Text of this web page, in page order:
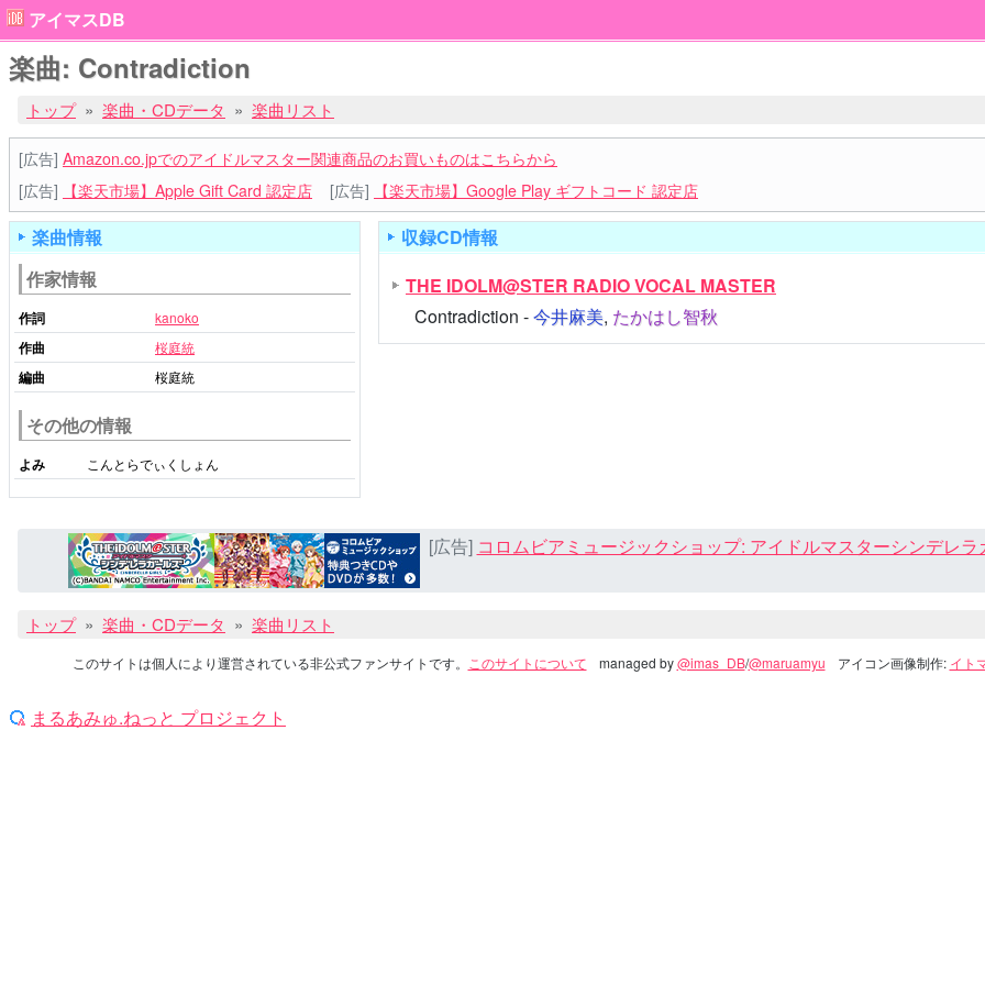
アイマスDB
楽曲: Contradiction
トップ 楽曲・CDデータ 楽曲リスト
[広告] Amazon.co.jpでのアイドルマスター関連商品のお買いものはこちらから
[広告]
【楽天市場】Apple Gift Card 認定店 [広告] 【楽天市場】Google Play ギフトコード 認定店
楽曲情報
作家情報
作詞 kanoko
作曲 桜庭統
編曲 桜庭統
その他の情報
よみ こんとらでぃくしょん
収録CD情報
THE IDOLM@STER RADIO VOCAL MASTER
Contradiction -今井麻美, たかはし智秋
[広告] コロムビアミュージックショップ: アイドルマスターシンデレ
トップ 楽曲・CDデータ 楽曲リスト
このサイトは個人により運営されている非公式ファンサイトです。 このサイトについて managed by@imas_DB/@maruamyu アイコン画像制作: イト
まるあみゅ.ねっと プロジェクト